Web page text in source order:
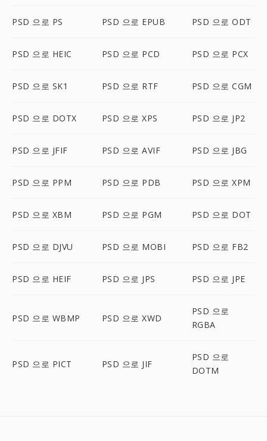
PSD 으로 PS PSD 으로 EPUB PSD 으로 ODT
PSD 으로 HEIC PSD 으로 PCD PSD 으로 PCX
PSD 으로 SK1 PSD 으로 RTF PSD 으로 CGM
PSD 으로 DOTX PSD 으로 XPS PSD 으로 JP2
PSD 으로 JFIF PSD 으로 AVIF PSD 으로 JBG
PSD 으로 PPM PSD 으로 PDB PSD 으로 XPM
PSD 으로 XBM PSD 으로 PGM PSD 으로 DOT
PSD 으로 DJVU PSD 으로 MOBI PSD 으로 FB2
PSD 으로 HEIF PSD 으로 JPS PSD 으로 JPE
PSD 으로 WBMP PSD 으로 XWD
PSD 으로
RGBA
PSD 으로 PICT PSD 으로 JIF
PSD 으로
DOTM